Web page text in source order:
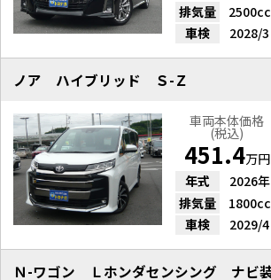
排気量
2500cc
車検
2028/3
ノア ハイブリッド Ｓ-Ｚ
車両本体価格
(税込)
451.4万円
年式
2026年
排気量
1800cc
車検
2029/4
Ｎ-ワゴン Ｌホンダセンシング ナビ